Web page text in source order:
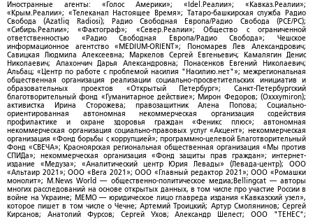
Иностранные агенты: «Голос Америки»; «Idel.Реалии»; «Кавказ.Реалии»;
«Крым.Реалии»; «Телеканал Настоящее Время»; Татаро-башкирская служба Радио
Свобода (Azatliq Radiosi); Радио Свободная Европа/Радио Свобода (PCE/PC);
«Сибирь.Реалии»; «Фактограф»; «Север.Реалии»; Общество с ограниченной
ответственностью «Радио Свободная Европа/Радио Свобода»; Чешское
информационное агентство «MEDIUM-ORIENT»; Пономарев Лев Александрович;
Савицкая Людмила Алексеевна; Маркелов Сергей Евгеньевич; Камалягин Денис
Николаевич; Апахончич Дарья Александровна; Понасенков Евгений Николаевич;
Альбац; «Центр по работе с проблемой насилия "Насилию.нет"»; межрегиональная
общественная организация реализации социально-просветительских инициатив и
образовательных проектов «Открытый Петербург»; Санкт-Петербургский
благотворительный фонд «Гуманитарное действие»; Мирон Федоров; (Oxxxymiron);
активистка Ирина Сторожева; правозащитник Алена Попова; Социально-
ориентированная автономная некоммерческая организация содействия
профилактике и охране здоровья граждан «Феникс плюс»; автономная
некоммерческая организация социально-правовых услуг «Акцент»; некоммерческая
организация «Фонд борьбы с коррупцией»; программно-целевой Благотворительный
Фонд «СВЕЧА»; Красноярская региональная общественная организация «Мы против
СПИДа»; некоммерческая организация «Фонд защиты прав граждан»; интернет-
издание «Медуза»; «Аналитический центр Юрия Левады» (Левада-центр); ООО
«Альтаир 2021»; ООО «Вега 2021»; ООО «Главный редактор 2021»; ООО «Ромашки
монолит»; M.News World — общественно-политическое медиа;Bellingcat — авторы
многих расследований на основе открытых данных, в том числе про участие России в
войне на Украине; МЕМО — юридическое лицо главреда издания «Кавказский узел»,
которое пишет в том числе о Чечне; Артемий Троицкий; Артур Смолянинов; Сергей
Кирсанов; Анатолий Фурсов; Сергей Ухов; Александр Шелест; ООО "ТЕНЕС";